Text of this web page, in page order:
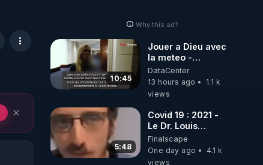
Why this ad?
10:45
Jouer a Dieu avec
la meteo -
Citoicitoyen
DataCenter
13 hours ago
1.1 k
views
5:48
Covid 19 : 2021 -
Le Dr. Louis
Fouché renverse
le plateau de
CNews !
Finalscape
One day ago
4.1 k
views